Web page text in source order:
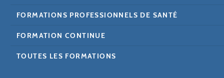
FORMATIONS PROFESSIONNELS DE SANTÉ
FORMATION CONTINUE
TOUTES LES FORMATIONS